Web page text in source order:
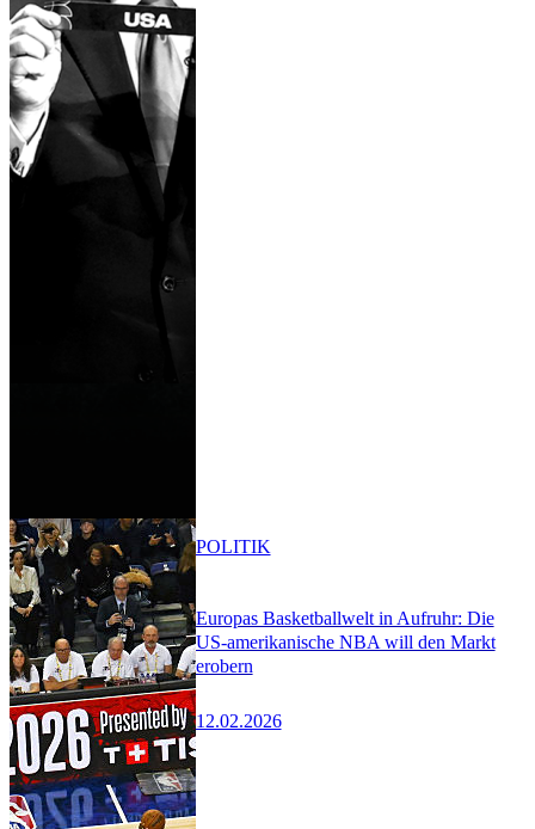
Europas Basketballwelt in Aufruhr: Die
US-amerikanische NBA will den Markt
erobern
12.02.2026
POLITIK